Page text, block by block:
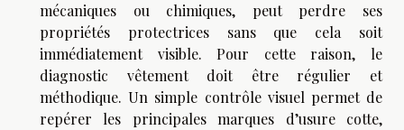
mécaniques ou chimiques, peut perdre ses
propriétés protectrices sans que cela soit
immédiatement visible. Pour cette raison, le
diagnostic vêtement doit être régulier et
méthodique. Un simple contrôle visuel permet de
repérer les principales marques d’usure cotte,